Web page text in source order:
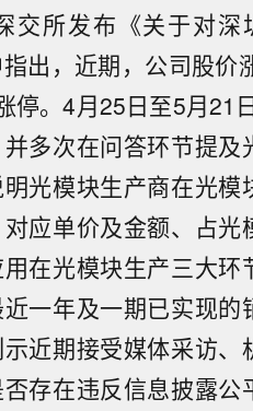
交所发布《关于对
出，近期，公司股
停。4月25日至5月21
多次在问答环节提及
光模块生产商在光
应单价及金额、占
在光模块生产三大
一年及一期已实现
近期接受媒体采访
存在违反信息披露